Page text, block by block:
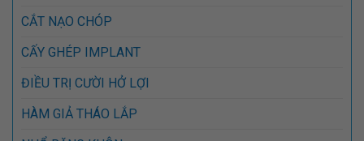
CẮT NẠO CHÓP
CẤY GHÉP IMPLANT
ĐIỀU TRỊ CƯỜI HỞ LỢI
HÀM GIẢ THÁO LẮP